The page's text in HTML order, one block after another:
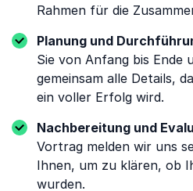
Rahmen für die
Planung und
Sie von Anfang bis Ende
gemeinsam alle Details,
ein voller Erfolg wird.
Nachbereitung und
Vortrag melden wir uns
Ihnen, um zu klären, ob
wurden.